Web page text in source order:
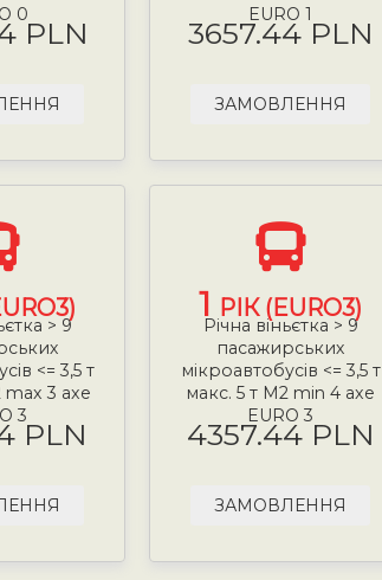
0
PLN
EURO 1
3657.44 PLN
ЗАМОВЛЕННЯ
> 9
<= 3,5 т
max 3 axe
3
PLN
1 РІК (EURO3)
Річна віньєтка > 9
пасажирських
мікроавтобусів <= 3,5 т
макс. 5 т М2 min 4 axe
EURO 3
4357.44 PLN
ЗАМОВЛЕННЯ